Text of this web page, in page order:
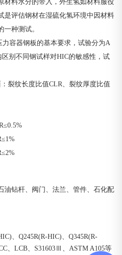
材料水分的带入，外生氢如材料服役
是评估钢材在湿硫化氢环境中因材料
一种测试。
容器钢板的基本要求，试验分为A
别不同钢试样对HIC的敏感性，试
裂纹长度比值CLR、裂纹厚度比值
≤0.5%
油钻杆、阀门、法兰、管件、石化配
、Q245R(R-HIC)、Q345R(R-
、LCB、S31603Ⅲ、ASTM A105等